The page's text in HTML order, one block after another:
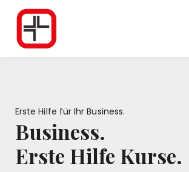
Login
Erste Hilfe für Ihr Business.
Business.
Erste Hilfe Kurse.